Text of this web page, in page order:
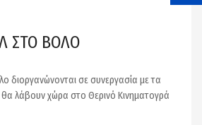
ΣΤΟ ΒΟΛΟ
διοργανώνονται σε συνεργασία με τα
λάβουν χώρα στο Θερινό Κινηματογρά